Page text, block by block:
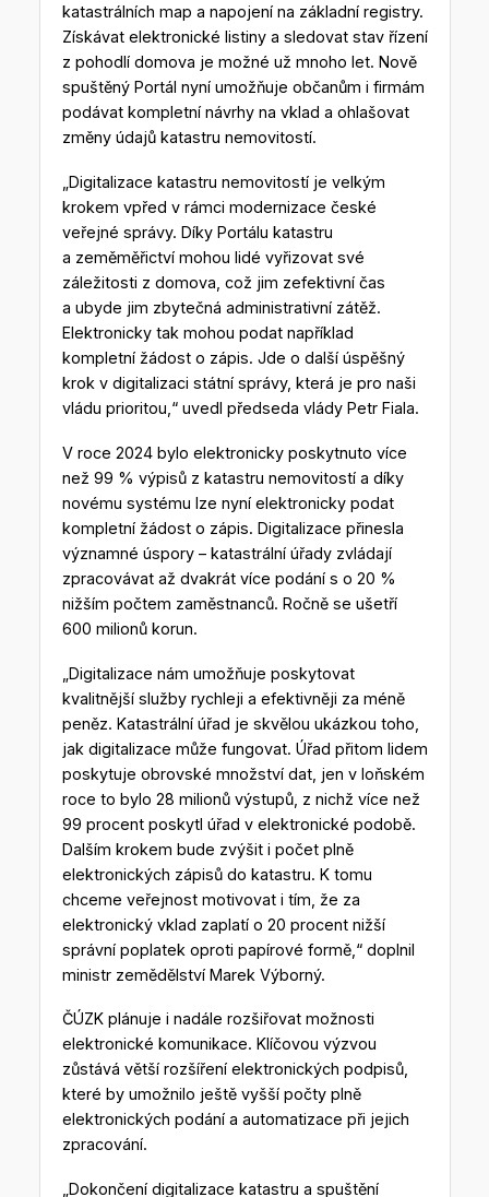
katastrálních map a napojení na základní registry.
Získávat elektronické listiny a sledovat stav řízení
z pohodlí domova je možné už mnoho let. Nově
spuštěný Portál nyní umožňuje občanům i firmám
podávat kompletní návrhy na vklad a ohlašovat
změny údajů katastru nemovitostí.
„Digitalizace katastru nemovitostí je velkým
krokem vpřed v rámci modernizace české
veřejné správy. Díky Portálu katastru
a zeměměřictví mohou lidé vyřizovat své
záležitosti z domova, což jim zefektivní čas
a ubyde jim zbytečná administrativní zátěž.
Elektronicky tak mohou podat například
kompletní žádost o zápis. Jde o další úspěšný
krok v digitalizaci státní správy, která je pro naši
vládu prioritou,“ uvedl předseda vlády Petr Fiala.
V roce 2024 bylo elektronicky poskytnuto více
než 99 % výpisů z katastru nemovitostí a díky
novému systému lze nyní elektronicky podat
kompletní žádost o zápis. Digitalizace přinesla
významné úspory – katastrální úřady zvládají
zpracovávat až dvakrát více podání s o 20 %
nižším počtem zaměstnanců. Ročně se ušetří
600 milionů korun.
„Digitalizace nám umožňuje poskytovat
kvalitnější služby rychleji a efektivněji za méně
peněz. Katastrální úřad je skvělou ukázkou toho,
jak digitalizace může fungovat. Úřad přitom lidem
poskytuje obrovské množství dat, jen v loňském
roce to bylo 28 milionů výstupů, z nichž více než
99 procent poskytl úřad v elektronické podobě.
Dalším krokem bude zvýšit i počet plně
elektronických zápisů do katastru. K tomu
chceme veřejnost motivovat i tím, že za
elektronický vklad zaplatí o 20 procent nižší
správní poplatek oproti papírové formě,“ doplnil
ministr zemědělství Marek Výborný.
ČÚZK plánuje i nadále rozšiřovat možnosti
elektronické komunikace. Klíčovou výzvou
zůstává větší rozšíření elektronických podpisů,
které by umožnilo ještě vyšší počty plně
elektronických podání a automatizace při jejich
zpracování.
„Dokončení digitalizace katastru a spuštění